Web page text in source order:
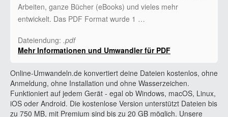
Arbeiten, ganze Bücher (eBooks) und vieles mehr
entwickelt. Das PDF Format wurde 1 …
Dateiendung: .pdf
Mehr Informationen und Umwandler für PDF
Online-Umwandeln.de konvertiert deine Dateien kostenlos, ohne
Anmeldung, ohne Installation und ohne Wasserzeichen.
Funktioniert auf jedem Gerät - egal ob Windows, macOS, Linux,
iOS oder Android. Die kostenlose Version unterstützt Dateien bis
zu 750 MB, mit Premium sind bis zu 20 GB möglich. Unsere